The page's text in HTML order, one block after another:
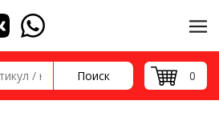
Поиск 0